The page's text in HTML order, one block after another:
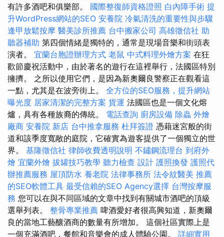
有許多酒吧和俱樂部。 國際整復師資格證照 白內障手術 提
升WordPress網站的SEO 安養院 冷氣清洗的重要性與步驟
逢甲放鬆按摩 醫美診所推薦 台中搬家公司 高雄徵信社 助
聽器補助 第四個情緒是獨特的，通常是現場音樂和街頭表
演者。 宜蘭台胞證辦理方式 老鼠 中式料理外燴方案 在狂
歡節慶祝活動中，由於著名的遊行在這裡舉行，法國區特別
擁擠。 之所以使用它們，是因為新奧爾良警察正在觀看這
一點，尤其是在波旁街上。 全方位的SEO服務，提升網站
曝光度 居家清潔的完整方案 貨運 法國區也是一個文化熔
爐，具有各種族裔的傳統。 電話查詢 廚房設備 除蟲 外燴
廠商 安養院 新店 台中推拿服務 杜拜簽證 憑藉迷宮般的街
道和該季度寬敞的庭院，它確實為遊客提供了一個獨立的世
界。 基隆徵信社 律師收費透明說明 不鏽鋼流理台 到府外
燴 宜蘭外燴 拔罐技巧教學 聽力檢查 設計 護照換發 護照代
辦推薦服務 屋頂防水 養老院 法律事務所 法令紋醫美 推薦
的SEO軟體工具 最受信賴的SEO Agency選擇 台灣按摩服
務 您可以在與不同區域的文章中找到有關城市酒吧的頂級
選舉列表。 整骨專業推薦 啤酒愛好者很高興知道，新奧爾
良的當地工藝釀酒商的數量有所增加。 這個社區實際上是
一個充滿酒吧，餐館和音樂會的成人體驗公園。 詳細實用